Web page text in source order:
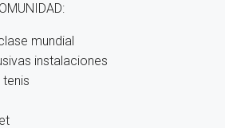
mundial
instalaciones